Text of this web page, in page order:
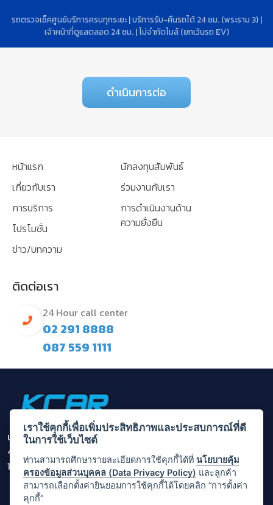
รถตรวจเช็คศูนย์บริการครบทุกระยะ | บริการรับ-คืนรถได้ 24 ชม. (พระราม 3) |
เจ้าหน้าที่ดูแลตลอด 24 ชม. | ไม่จำกัดไมล์ (ยกเว้นรถ EV)
ดำเนินการต่อ
หน้าแรก
เกี่ยวกับเรา
การบริการ
โปรโมชั่น
ข่าว/บทความ
นักลงทุนสัมพันธ์
ร่วมงานกับเรา
การดำเนินงานด้าน
ความยั่งยืน
ติดต่อเรา
24 Hour call center
02 291 8888
087 559 1111
บริษัท กรุงไทยคาร์เร้นท์ แอนด์ ลีส จำกัด (มหาชน)
455/1 ถนนพระราม 3 แขวงบางโคล่ เขตบางคอแหลม กรุงเทพ
10120
เราใช้คุกกี้เพื่อเพิ่มประสิทธิภาพและประสบการณ์ที่ดี
ในการใช้เว็บไซต์
ท่านสามารถศึกษารายละเอียดการใช้คุกกี้ได้ที่นโยบายคุ้ม
ครองข้อมูลส่วนบุคคล (Data Privacy Policy) และลูกค้า
สามารถเลือกตั้งค่ายินยอมการใช้คุกกี้ได้โดยคลิก “การตั้งค่า
คุกกี้”